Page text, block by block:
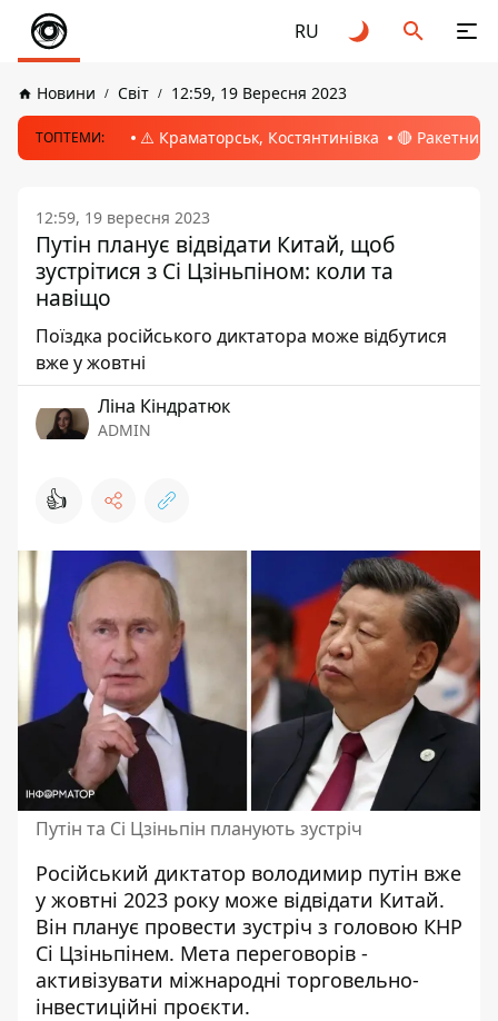
RU
Новини Світ 12:59, 19 Вересня 2023
ТОПТЕМИ: ⚠️ Краматорськ, Костянтинівка 🔴 Ракетний
12:59, 19 вересня 2023
Путін планує відвідати Китай, щоб
зустрітися з Сі Цзіньпіном: коли та
навіщо
Поїздка російського диктатора може відбутися
вже у жовтні
Ліна Кіндратюк
ADMIN
👍
Путін та Сі Цзіньпін планують зустріч
Російський диктатор володимир путін вже
у жовтні 2023 року може відвідати Китай.
Він планує провести зустріч з головою КНР
Сі Цзіньпінем. Мета переговорів -
активізувати міжнародні торговельно-
інвестиційні проєкти.